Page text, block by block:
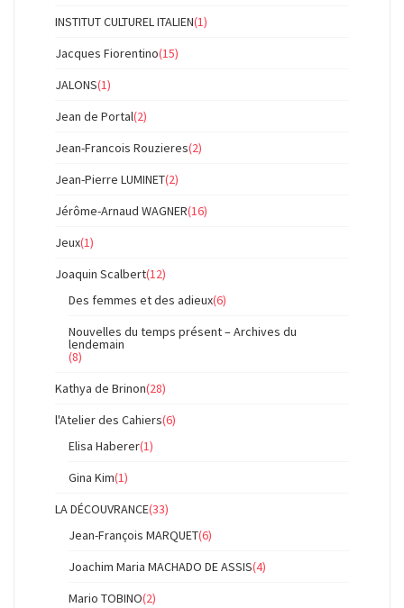
INSTITUT CULTUREL ITALIEN(1)
Jacques Fiorentino(15)
JALONS(1)
Jean de Portal(2)
Jean-Francois Rouzieres(2)
Jean-Pierre LUMINET(2)
Jérôme-Arnaud WAGNER(16)
Jeux(1)
Joaquin Scalbert(12)
Des femmes et des adieux(6)
Nouvelles du temps présent – Archives du
lendemain
(8)
Kathya de Brinon(28)
l'Atelier des Cahiers(6)
Elisa Haberer(1)
Gina Kim(1)
LA DÉCOUVRANCE(33)
Jean-François MARQUET(6)
Joachim Maria MACHADO DE ASSIS(4)
Mario TOBINO(2)